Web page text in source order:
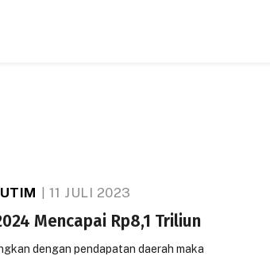
11 JULI 2023
Mencapai Rp8,1 Triliun
dengan pendapatan daerah maka